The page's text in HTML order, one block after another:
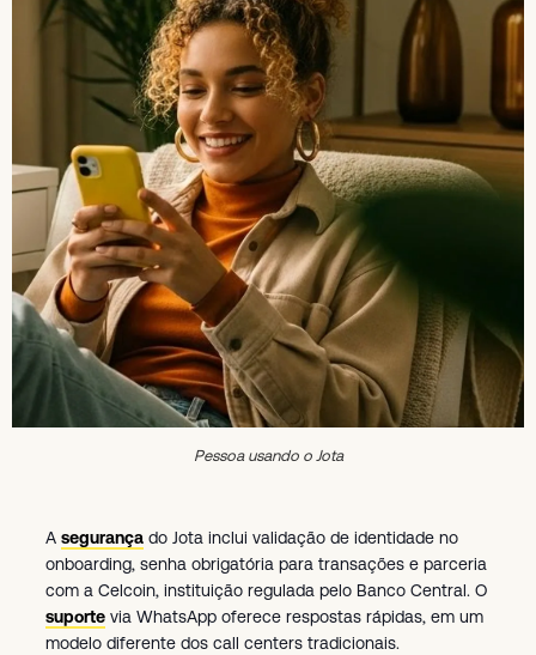
Pessoa usando o Jota
A segurança do Jota inclui validação de identidade no
onboarding, senha obrigatória para transações e parceria
com a Celcoin, instituição regulada pelo Banco Central. O
suporte via WhatsApp oferece respostas rápidas, em um
modelo diferente dos call centers tradicionais.